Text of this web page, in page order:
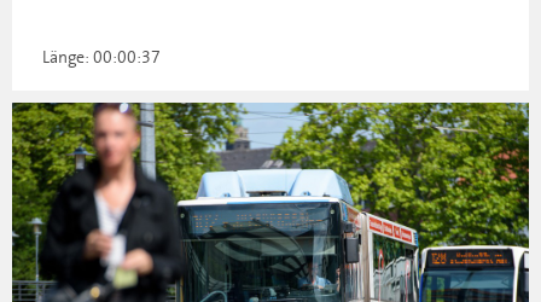
Länge: 00:00:37